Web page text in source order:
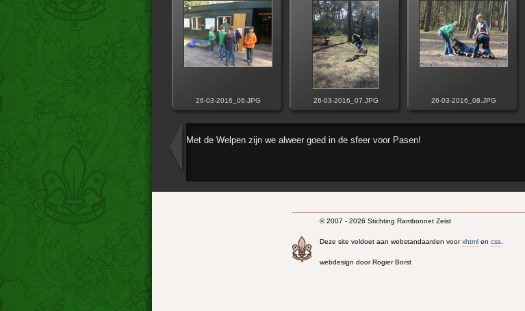
26-03-2016_06.JPG 26-03-2016_07.JPG 26-03-2016_08.JPG
Met de Welpen zijn we alweer goed in de sfeer voor Pasen!
© 2007 - 2026 Stichting Rambonnet Zeist
Deze site voldoet aan webstandaarden voorxhtml en css
webdesign door Rogier Borst